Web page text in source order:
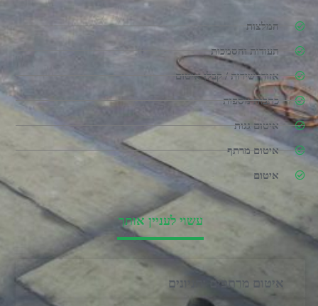
המלצות
תעודות והסמכות
אזורי שירות / קבלן איטום
כתבות נוספות
איטום גגות
איטום מרתף
איטום
עשוי לעניין אותך
איטום מרתפים וחניונים